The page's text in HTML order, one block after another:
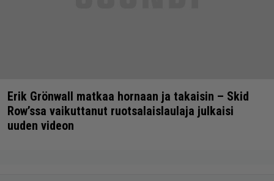
Erik Grönwall matkaa hornaan ja takaisin – Skid
Row’ssa vaikuttanut ruotsalaislaulaja julkaisi
uuden videon